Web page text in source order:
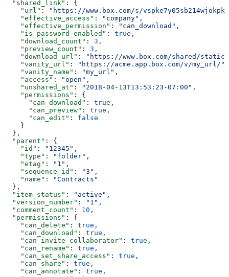
  "shared_link"
: {
    "url"
:
"https://www.box.com/s/vspke7y05sb214wjokpk"
    "effective_access"
: "company" ,
    "effective_permission"
: "can_download" ,
    "is_password_enabled"
: true ,
    "download_count"
: 3 ,
    "preview_count"
: 3 ,
    "download_url"
:
"https://www.box.com/shared/
    "vanity_url"
: "https://acme.app.box.com/v/my_url/"
    "vanity_name"
: "my_url" ,
    "access"
: "open" ,
    "unshared_at"
: "2018-04-13T13:53:23-07:00" ,
    "permissions"
: {
      "can_download"
: true ,
      "can_preview"
: true ,
      "can_edit"
: false
    }
  },
  "parent"
: {
    "id"
: "12345" ,
    "type"
: "folder" ,
    "etag"
: "1" ,
    "sequence_id"
: "3" ,
    "name"
:
"Contracts"
  },
  "item_status"
: "active" ,
  "version_number"
: "1" ,
  "comment_count"
: 10 ,
  "permissions"
: {
    "can_delete"
: true ,
    "can_download"
: true ,
    "can_invite_collaborator"
: true ,
    "can_rename"
: true ,
    "can_set_share_access"
: true ,
    "can_share"
: true ,
    "can_annotate"
: true ,